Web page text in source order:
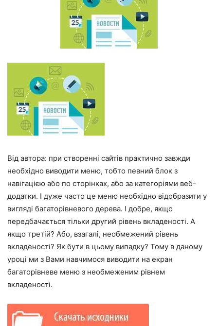
Від автора: при створенні сайтів практично завжди
необхідно виводити меню, тобто певний блок з
навігацією або по сторінках, або за категоріями веб-
додатки. І дуже часто це меню необхідно відобразити у
вигляді багаторівневого дерева. І добре, якщо
передбачається тільки другий рівень вкладеності. А
якщо третій? Або, взагалі, необмежений рівень
вкладеності? Як бути в цьому випадку? Тому в даному
уроці ми з Вами навчимося виводити на екран
багаторівневе меню з необмеженим рівнем
вкладеності.